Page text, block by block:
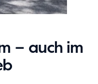
– auch im